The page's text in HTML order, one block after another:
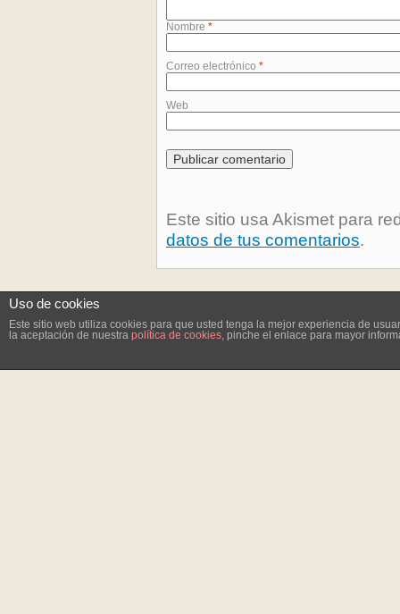
Nombre *
Correo electrónico *
Web
Este sitio usa Akismet para
datos de tus comentarios.
Uso de cookies
Este sitio web utiliza cookies para que usted tenga la mejor experiencia de
la aceptación de nuestra política de cookies, pinche el enlace para mayor